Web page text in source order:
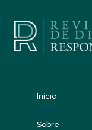
Início
Sobre